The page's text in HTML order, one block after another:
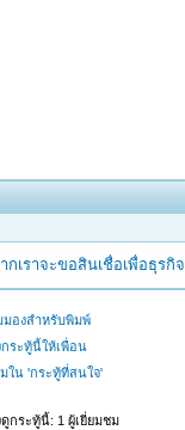
กเราจะขอสินเชื่อเพื่อธุร
มองสำหรับพิมพ์
กระทู้นี้ให้เพื่อน
มใน 'กระทู้ที่สนใจ'
กระทู้นี้: 1 ผู้เยี่ยมชม